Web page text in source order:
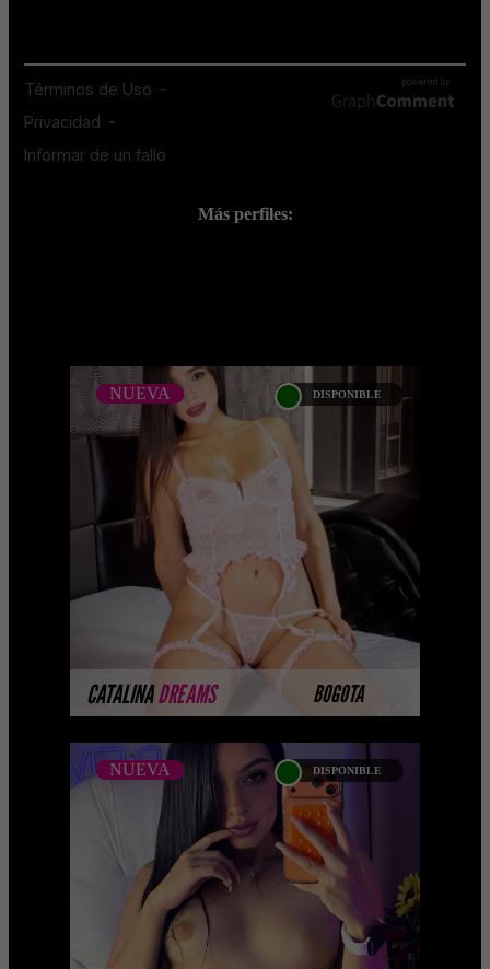
Más perfiles:
CATALINADREAMS BOGOTA
NUEVA DISPONIBLE
CATALINA DREAMS
NUEVA
Soy Catalina Dreams , una mujer
atractiva, con una personalidad vibrante
y una presencia que no pasa
desapercibida. Me gusta conec ...
MÁS INFORMACIÓN
NUEVA DISPONIBLE
LORE HERRERA
NUEVA
... Próximamente.... Algunas de
nuestras modelos aún no tienen
imágenes disponibles en la web porque
están completando su se ...